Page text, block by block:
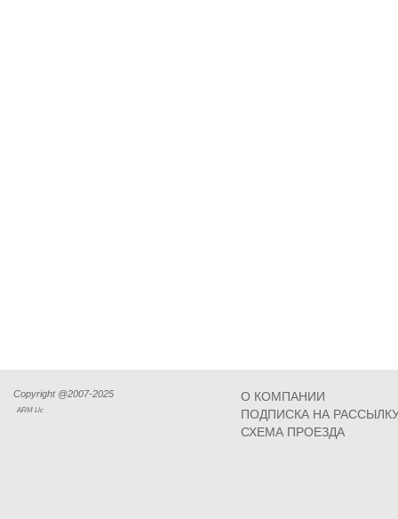
Copyright @2007-2025
ARM Llc
О КОМПАНИИ
ПОДПИСКА НА
СХЕМА ПРОЕЗДА